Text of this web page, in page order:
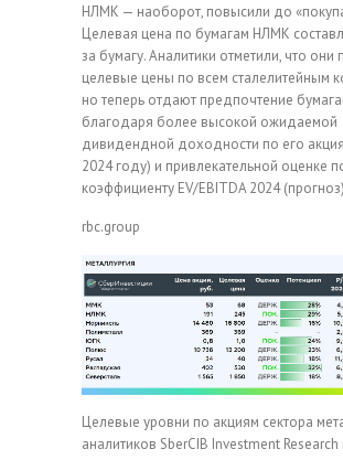
НЛМК — наоборот, повысили до
Целевая цена по бумагам НЛМК
за бумагу. Аналитики отметили, что они
целевые цены по всем сталелитейным
но теперь отдают предпочтение
благодаря более высокой ожидаемой
дивидендной доходности по его
2024 году) и привлекательной оценке
коэффициенту EV/EBITDA 2024
rbc.group
Целевые уровни по акциям сектора
аналитиков SberCIB Investment Research